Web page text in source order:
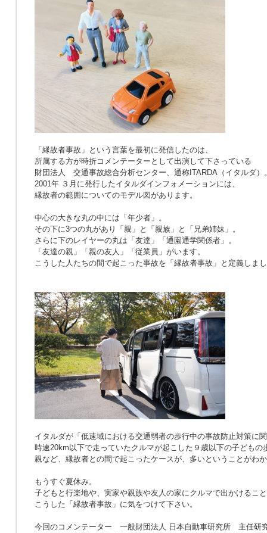
「縁故者事故」という言葉を最初に発信したのは、
所属する方が時折コメンテーターとして出演して下さっている
財団法人 交通事故総合分析センター、通称ITARDA（イタルダ）
2001年 ３月に発行したイタルダインフォメーションには、
縁故者の範囲についてのモデル図があります。
中心の大きな丸の中には「年少者」。
その下に3つの丸があり「親」と「親族」と「兄弟姉妹」。
さらに下のレイヤーの丸は「友達」「通園通学関係者」。
「友達の親」「親の友人」「従業員」がいます。
こうした人たちの間で起こった事故を「縁故者事故」と定義しま
イタルダが「低速域における交通弱者の歩行中の事故防止対策に
時速20km以下で走っていたクルマが起こした９歳以下の子どもの
親など、縁故者との間で起こったケースが、多いということがわ
もうすぐ夏休み。
子どもと行楽地や、実家や親族や友人の家にクルマで出かけるこ
こうした「縁故者事故」に気をつけて下さい。
今回のコメンテーター 一般財団法人 日本自動車研究所 主任研